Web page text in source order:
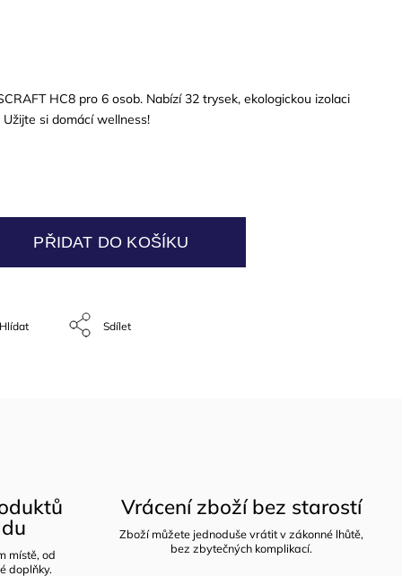
HC8 pro 6 osob. Nabízí 32 trysek, ekologickou izolaci
si domácí wellness!
PŘIDAT DO KOŠÍKU
Hlídat Sdílet
místě, od
doplňky.
Vrácení zboží bez starostí
Zboží můžete jednoduše vrátit v zákonné lhůtě,
bez zbytečných komplikací.